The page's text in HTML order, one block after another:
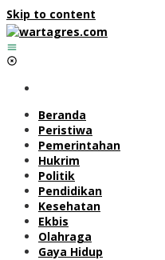
Skip to content
Beranda
Peristiwa
Pemerintahan
Hukrim
Politik
Pendidikan
Kesehatan
Ekbis
Olahraga
Gaya Hidup